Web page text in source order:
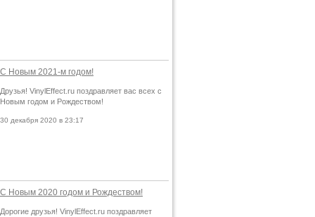
С Новым 2021-м годом!
Друзья! VinylEffect.ru поздравляет вас всех с
Новым годом и Рождеством!
30 декабря 2020 в 23:17
С Новым 2020 годом и Рождеством!
Дорогие друзья! VinylEffect.ru поздравляет